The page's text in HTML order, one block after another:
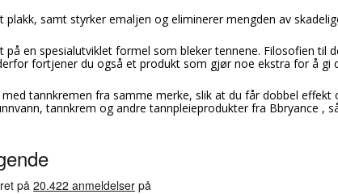
samt styrker emaljen og eliminerer mengden av
en spesialutviklet formel som bleker tennene. Filosofien til
fortjener du også et produkt som gjør noe ekstra for å gi
tannkremen fra samme merke, slik at du får dobbel effekt
tannkrem og andre tannpleieprodukter fra Bbryance ,